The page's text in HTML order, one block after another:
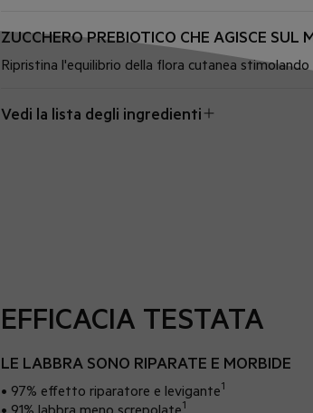
ZUCCHERO PREBIOTICO CHE AGISCE SUL
Ripristina l'equilibrio della flora cutanea
Vedi la lista degli ingredienti
EFFICACIA TESTATA
LE LABBRA SONO RIPARATE E MORBIDE
• 97% effetto riparatore e levigante1
• 91% labbra meno screpolate1